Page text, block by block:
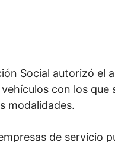
Social autorizó el
con los que
modalidades.
de servicio